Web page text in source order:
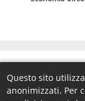
Questo sito
anonimizzati. Per